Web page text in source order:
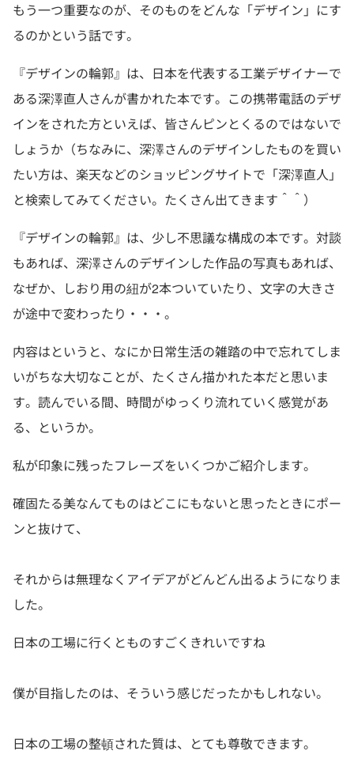
もう一つ重要なのが、そのものをどんな「デザイン」にす
るのかという話です。
『デザインの輪郭』は、日本を代表する工業デザイナーで
ある深澤直人さんが書かれた本です。この携帯電話のデザ
インをされた方といえば、皆さんピンとくるのではないで
しょうか（ちなみに、深澤さんのデザインしたものを買い
たい方は、楽天などのショッピングサイトで「深澤直人」
と検索してみてください。たくさん出てきます＾＾）
『デザインの輪郭』は、少し不思議な構成の本です。対談
もあれば、深澤さんのデザインした作品の写真もあれば、
なぜか、しおり用の紐が2本ついていたり、文字の大きさ
が途中で変わったり・・・。
内容はというと、なにか日常生活の雑踏の中で忘れてしま
いがちな大切なことが、たくさん描かれた本だと思いま
す。読んでいる間、時間がゆっくり流れていく感覚があ
る、というか。
私が印象に残ったフレーズをいくつかご紹介します。
確固たる美なんてものはどこにもないと思ったときにポー
ンと抜けて、
それからは無理なくアイデアがどんどん出るようになりま
した。
日本の工場に行くとものすごくきれいですね
僕が目指したのは、そういう感じだったかもしれない。
日本の工場の整頓された質は、とても尊敬できます。